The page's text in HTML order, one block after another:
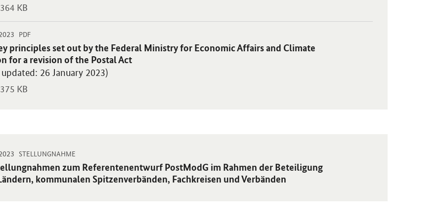
364 KB
-PDF-
principles set out by the Federal Ministry for Economic Affairs and Climate
for a revision of the Postal Act
26 January 2023)
375 KB
"Key principles set out by the Federal Ministry for Economic Affairs and Climate Action for a revision of the Postal Act" in neuem
-STELLUNGNAHME
zum Referentenentwurf PostModG im Rahmen der Beteiligung
kommunalen Spitzenverbänden, Fachkreisen und Verbänden
"Stellungnahmen zum Referentenentwurf PostModG im Rahmen der Beteiligung von Ländern, kommunalen Spitzenverbänden,